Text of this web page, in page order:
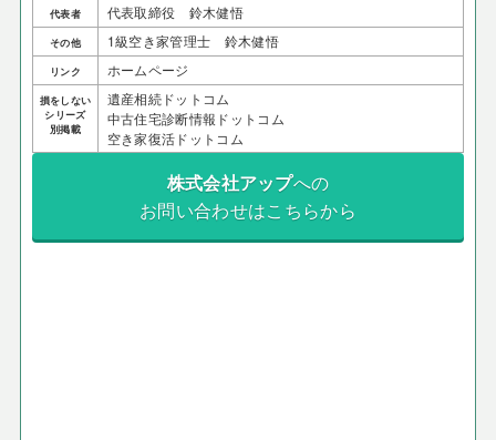
代表者 代表取締役 鈴木健悟
その他 1級空き家管理士 鈴木健悟
リンク ホームページ
損をしない
シリーズ
別掲載
遺産相続ドットコム
中古住宅診断情報ドットコム
空き家復活ドットコム
株式会社アップへの
お問い合わせはこちらから